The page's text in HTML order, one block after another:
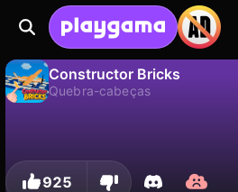
Constructor Bricks
Quebra-cabeças
925